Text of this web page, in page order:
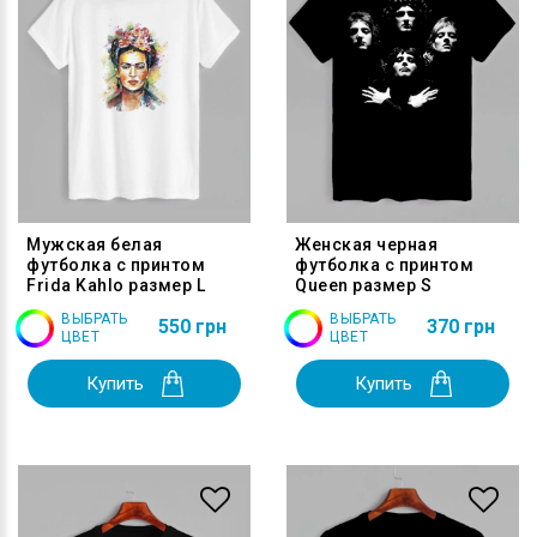
Мужская белая
футболка с принтом
Frida Kahlo размер L
ВЫБРАТЬ
ЦВЕТ
550 грн
Купить
Женская черная
футболка с принтом
Queen размер S
ВЫБРАТЬ
ЦВЕТ
370 грн
Купить